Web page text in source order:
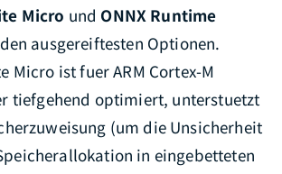
Micro und ONNX Runtime
ausgereiftesten Optionen.
Micro ist fuer ARM Cortex-M
tiefgehend optimiert, unterstuetzt
(um die Unsicherheit
in eingebetteten